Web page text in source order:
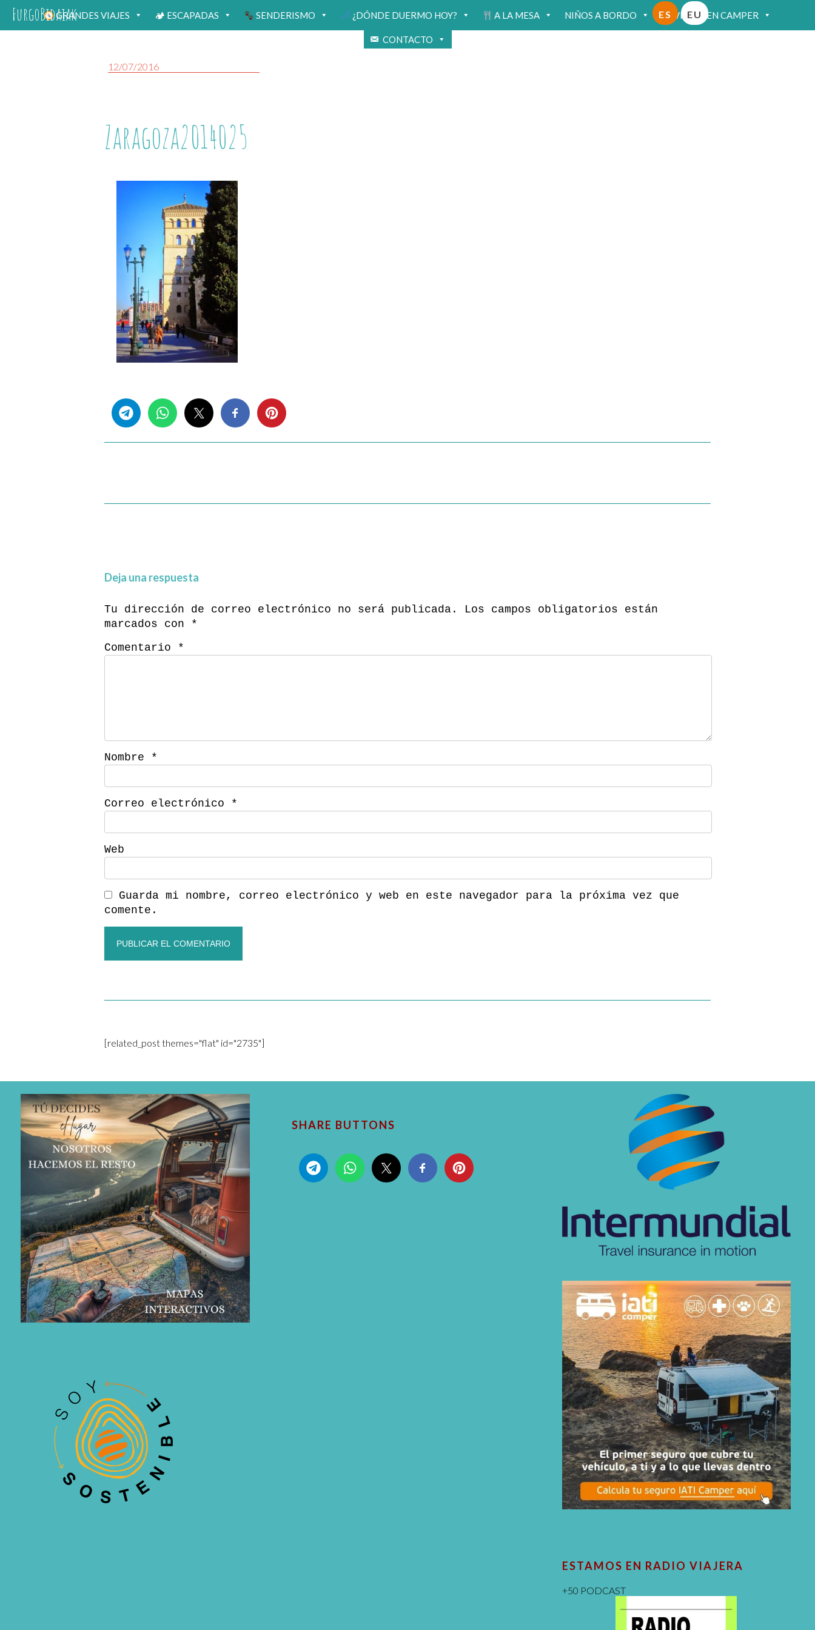
FurgoBidaiakGRANDES VIAJES 🏕 ESCAPADAS SENDERISMO ¿DÓNDE DUERMO HOY? A LA MESA NIÑOS A BORDO VIAJAR EN CAMPER
CONTACTO
ES EU
12/07/2016
Zaragoza2014025
Deja una respuesta
Tu dirección de correo electrónico no será publicada.
Los campos obligatorios están
marcados con *
Comentario *
Nombre *
Correo electrónico *
Web
Guarda mi nombre, correo electrónico y web en este navegador para la próxima vez que
comente.
[related_post themes="flat" id="2735"]
SHARE BUTTONS
ESTAMOS EN RADIO VIAJERA
+50 PODCAST